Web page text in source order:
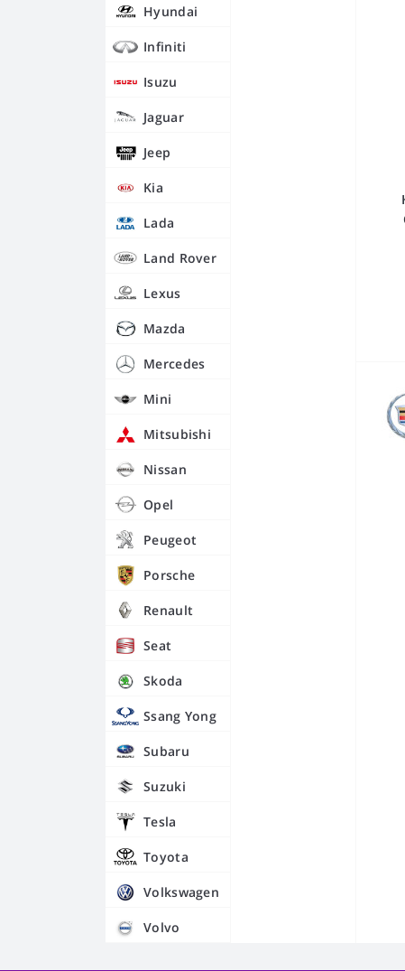
Hyundai
Infiniti
Isuzu
Jaguar
Jeep
Kia
Lada
Land Rover
Lexus
Mazda
Mercedes
Mini
Mitsubishi
Nissan
Opel
Peugeot
Porsche
Renault
Seat
Skoda
Ssang Yong
Subaru
Suzuki
Tesla
Toyota
Volkswagen
Volvo